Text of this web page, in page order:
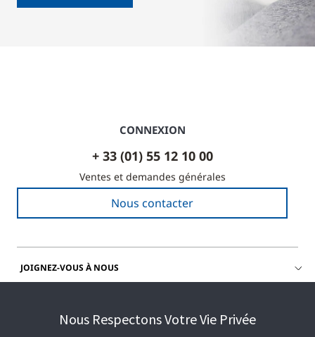
CONNEXION
+ 33 (01) 55 12 10 00
Ventes et demandes générales
Nous contacter
JOIGNEZ-VOUS À NOUS
Nous Respectons Votre Vie Privée